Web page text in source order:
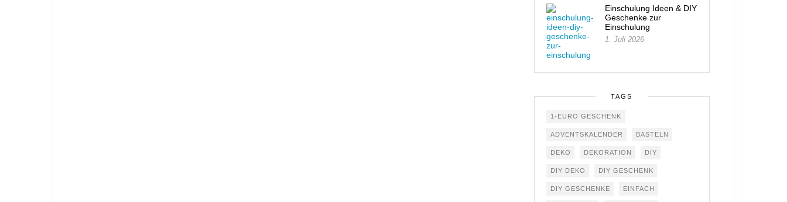
Einschulung Ideen & DIY
Geschenke zur
Einschulung
1. Juli 2026
TAGS
1-EURO GESCHENK
ADVENTSKALENDER BASTELN
DEKO DEKORATION DIY
DIY DEKO DIY GESCHENK
DIY GESCHENKE EINFACH